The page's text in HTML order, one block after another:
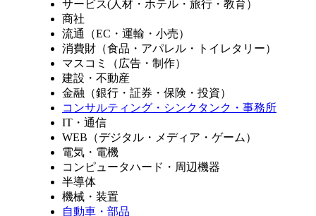
サービス(人材・ホテル・旅行・教育）
商社
流通（EC・運輸・小売）
消費財（食品・アパレル・トイレタリー）
マスコミ（広告・制作）
建設・不動産
金融（銀行・証券・保険・投資）
コンサルティング・シンクタンク・事務所
IT・通信
WEB（デジタル・メディア・ゲーム）
電気・電機
コンピュータハード・周辺機器
半導体
機械・装置
自動車・部品